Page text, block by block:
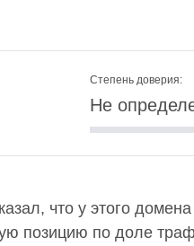
Степень доверия:
Не
что у этого
позицию по доле